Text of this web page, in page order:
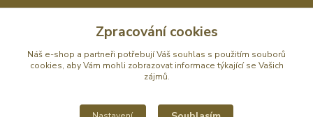
info@antik-prodej.cz
Zpracování cookies
Náš e-shop a partneři potřebují Váš souhlas s použitím souborů
cookies, aby Vám mohli zobrazovat informace týkající se Vašich
zájmů.